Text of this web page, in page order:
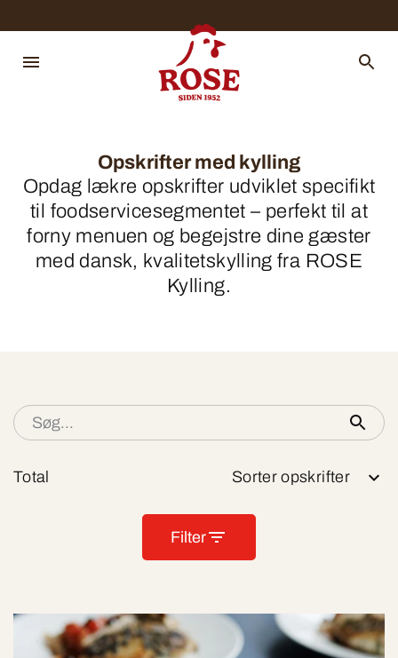
Opskrifter med kylling
Opdag lækre opskrifter udviklet specifikt
til foodservicesegmentet – perfekt til at
forny menuen og begejstre dine gæster
med dansk, kvalitetskylling fra ROSE
Kylling.
Total Sorter opskrifter
Filter